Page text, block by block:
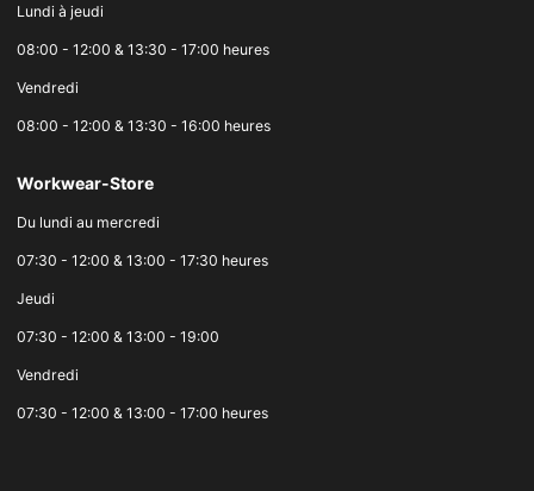
Lundi à jeudi
08:00 - 12:00 & 13:30 - 17:00 heures
Vendredi
08:00 - 12:00 & 13:30 - 16:00 heures
Workwear-Store
Du lundi au mercredi
07:30 - 12:00 & 13:00 - 17:30 heures
Jeudi
07:30 - 12:00 & 13:00 - 19:00
Vendredi
07:30 - 12:00 & 13:00 - 17:00 heures